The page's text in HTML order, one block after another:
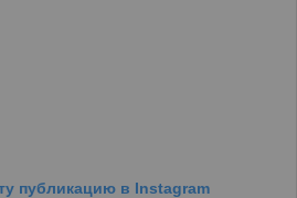
публикацию в Instagram